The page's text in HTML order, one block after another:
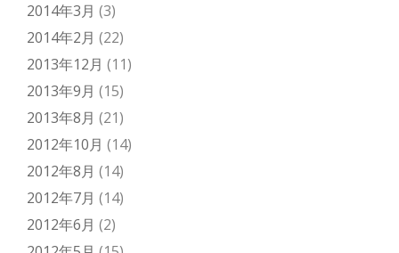
2014年3月 (3)
2014年2月 (22)
2013年12月 (11)
2013年9月 (15)
2013年8月 (21)
2012年10月 (14)
2012年8月 (14)
2012年7月 (14)
2012年6月 (2)